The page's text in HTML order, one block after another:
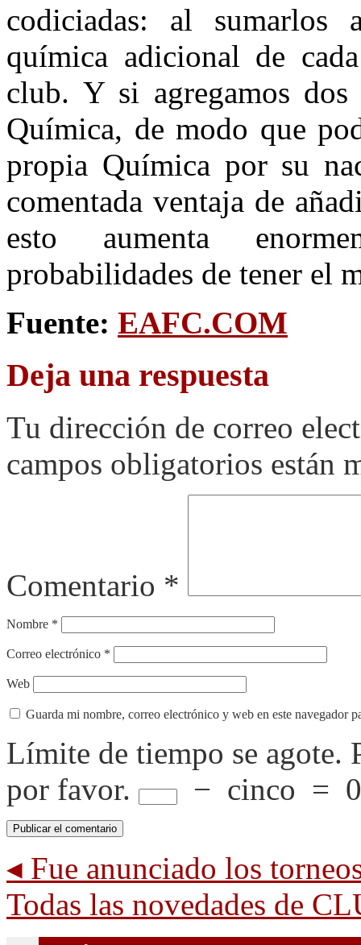
codiciadas: al sumarlos
química adicional de
club. Y si agregamos
Química, de modo que
propia Química por su
comentada ventaja de
esto aumenta
probabilidades de tener el
Fuente: EAFC.COM
Deja una respuesta
Tu dirección de correo
campos obligatorios están
Comentario *
Nombre *
Correo electrónico *
Web
Guarda mi nombre, correo electrónico y web en este navegador
Límite de tiempo se agote.
por favor.
− cinco = 0
◂ Fue anunciado los
Todas las novedades de